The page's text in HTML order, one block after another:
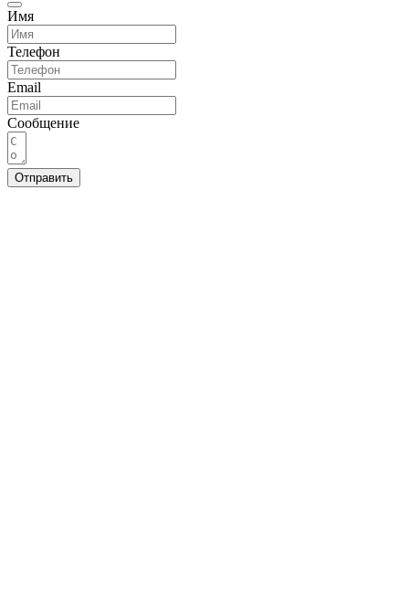
Имя
Телефон
Email
Сообщение
Отправить